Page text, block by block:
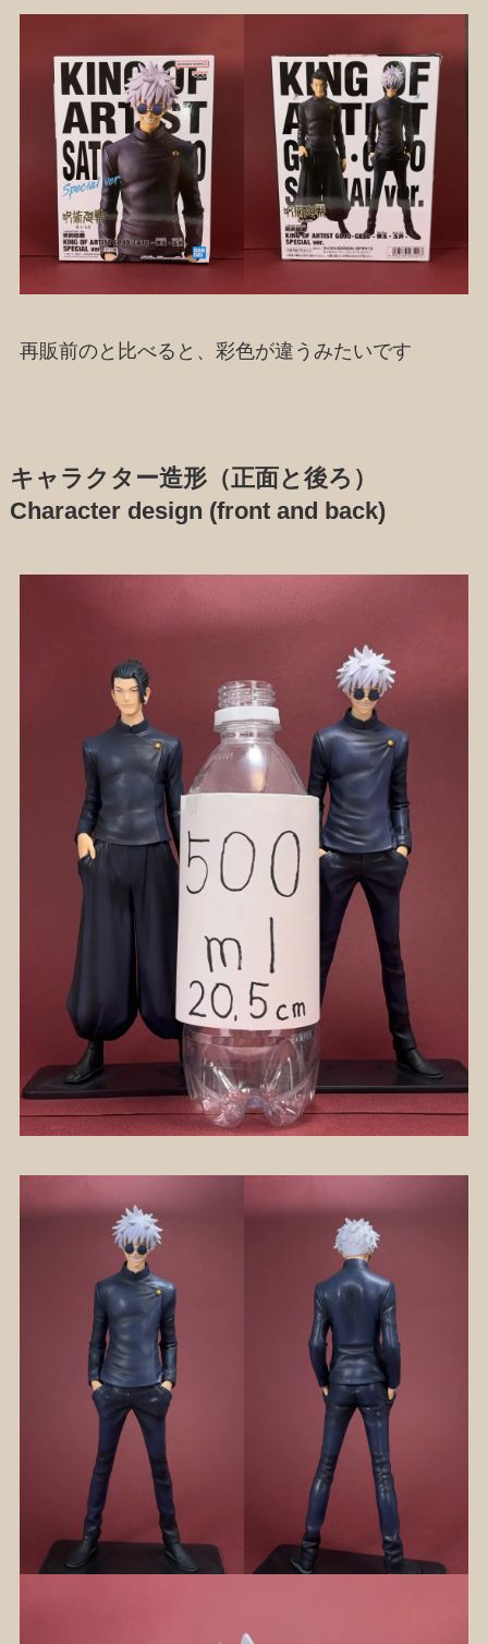
再販前のと比べると、彩色が違うみたいです
キャラクター造形（正面と後ろ）
Character design (front and back)